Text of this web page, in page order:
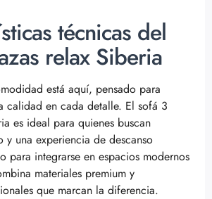
técnicas del
relax Siberia
está aquí, pensado para
calidad en cada detalle. El sofá 3
es ideal para quienes buscan
una experiencia de descanso
para integrarse en espacios modernos
materiales premium y
que marcan la diferencia.